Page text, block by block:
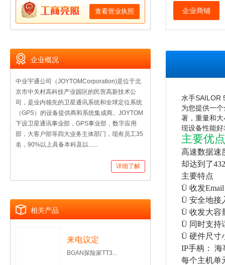
查看营业执照
企业概况
中业宇通公司（JOYTOMCorporation)是位于北
京市中关村高科技产业园区的民营高新技术公
司，是业内领先的卫星通讯系统和全球定位系统
（GPS）的设备提供商和系统集成商。JOYTOM
下设卫星通讯事业部，GPS事业部，数字应用
部，大客户部等四大业务主体部门，现有员工35
名，90%以上具备本科及以......
详细了解
相关产品
来电议定
BGAN探险家TT3...
企业商铺
水手SAILOR
为您提供一
著，重量和
现设备性能
主要优点
高速数据速
却达到了
主要特点
Ü 收发Email
Ü 安全地接
Ü 收发大容
Ü 同时支持
Ü 硬件尺寸
IP手柄： 海
每个主机单